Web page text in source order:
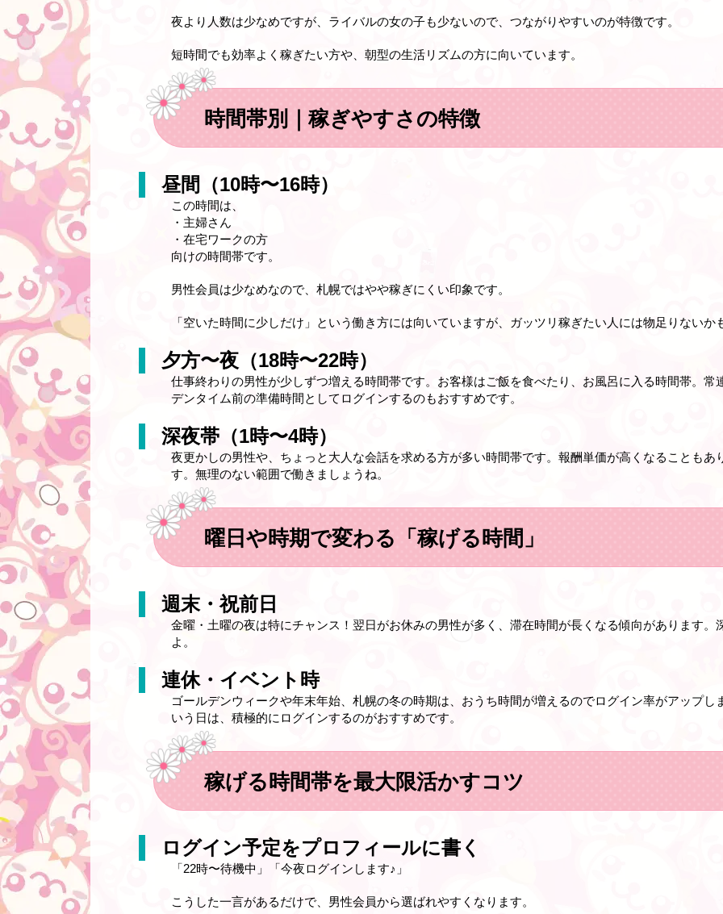
夜より人数は少なめですが、ライバルの女の子も少ないので、つながりやすいのが特徴です。
短時間でも効率よく稼ぎたい方や、朝型の生活リズムの方に向いています。
時間帯別｜稼ぎやすさの特徴
昼間（10時〜16時）
この時間は、
・主婦さん
・在宅ワークの方
向けの時間帯です。
男性会員は少なめなので、札幌ではやや稼ぎにくい印象です。
「空いた時間に少しだけ」という働き方には向いていますが、ガッツリ稼ぎたい人には物足りないか
夕方〜夜（18時〜22時）
仕事終わりの男性が少しずつ増える時間帯です。お客様はご飯を食べたり、お風呂に入る時間帯。常
デンタイム前の準備時間としてログインするのもおすすめです。
深夜帯（1時〜4時）
夜更かしの男性や、ちょっと大人な会話を求める方が多い時間帯です。報酬単価が高くなることもあ
す。無理のない範囲で働きましょうね。
曜日や時期で変わる「稼げる時間」
週末・祝前日
金曜・土曜の夜は特にチャンス！翌日がお休みの男性が多く、滞在時間が長くなる傾向があります。
よ。
連休・イベント時
ゴールデンウィークや年末年始、札幌の冬の時期は、おうち時間が増えるのでログイン率がアップし
いう日は、積極的にログインするのがおすすめです。
稼げる時間帯を最大限活かすコツ
ログイン予定をプロフィールに書く
「22時〜待機中」「今夜ログインします♪」
こうした一言があるだけで、男性会員から選ばれやすくなります。